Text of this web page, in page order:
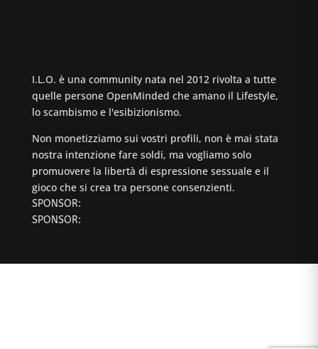
I.L.O. è una community nata nel 2012 rivolta a tutte
quelle persone OpenMinded che amano il Lifestyle,
lo scambismo e l'esibizionismo.
Non monetizziamo sui vostri profili, non è mai stata
nostra intenzione fare soldi, ma vogliamo solo
promuovere la libertà di espressione sessuale e il
gioco che si crea tra persone consenzienti.
SPONSOR:
SPONSOR: